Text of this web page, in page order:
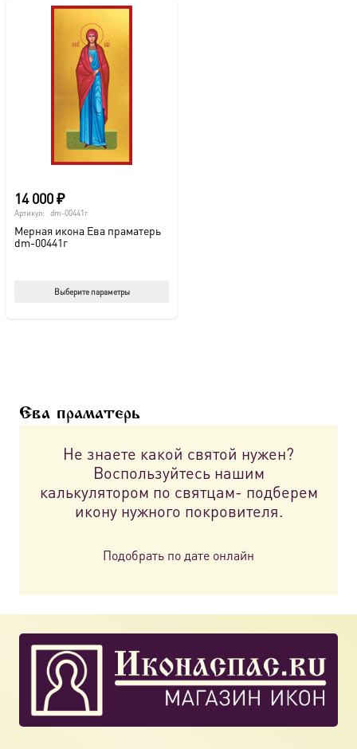
14 000₽
Артикул: dm-00441г
Мерная икона Ева праматерь
dm-00441г
Выберите параметры
выбрать
странице
товара.
Ева праматерь
Не знаете какой святой нужен?
Воспользуйтесь нашим
калькулятором по святцам- подберем
икону нужного покровителя.
Подобрать по дате онлайн